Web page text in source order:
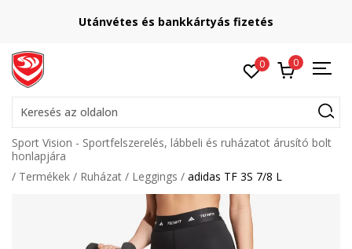
Utánvétes és bankkártyás fizetés
0 0
Keresés az oldalon
Sport Vision - Sportfelszerelés, lábbeli és ruházatot árusító bolt
honlapjára
Termékek
Ruházat Leggings adidas TF 3S 7/8 L